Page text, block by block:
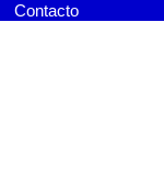
Contacto